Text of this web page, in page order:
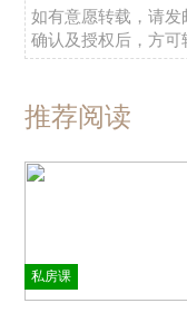
如有意愿转载，请发
确认及授权后，方可
推荐阅读
私房课